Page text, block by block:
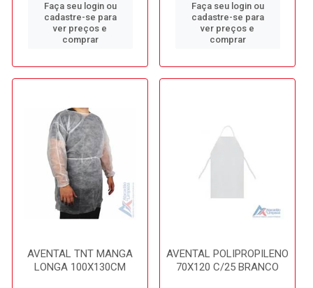
Faça seu login ou
cadastre-se para
ver preços e
comprar
Faça seu login ou
cadastre-se para
ver preços e
comprar
AVENTAL TNT MANGA
LONGA 100X130CM
AVENTAL POLIPROPILENO
70X120 C/25 BRANCO